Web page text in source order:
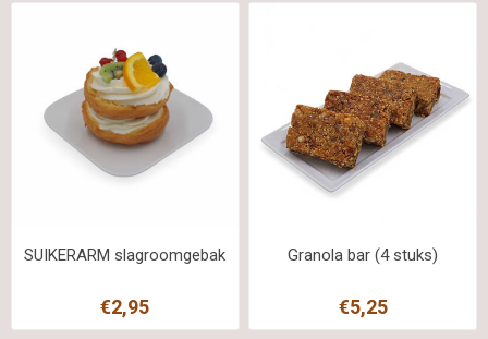
SUIKERARM slagroomgebak
€2,95
Granola bar (4 stuks)
€5,25